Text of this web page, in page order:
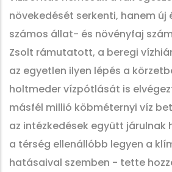
növekedését serkenti, hanem
számos állat- és növényfaj
Zsolt rámutatott, a beregi
az egyetlen ilyen lépés a
holtmeder vízpótlását is
másfél millió köbméternyi víz
az intézkedések együtt járulnak
a térség ellenállóbb legyen a
hatásaival szemben - tette